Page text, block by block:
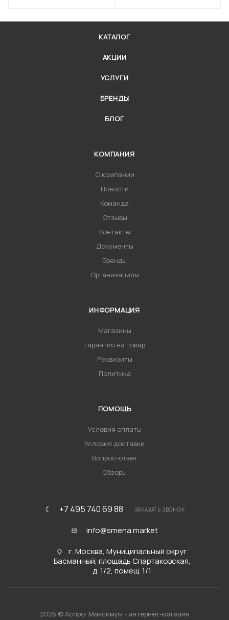
КАТАЛОГ
АКЦИИ
УСЛУГИ
БРЕНДЫ
БЛОГ
КОМПАНИЯ
О компании
Новости
Команда
Отзывы
Контакты
Документы
Бренды
Организациям
ИНФОРМАЦИЯ
Магазины
Гарантия на товар
Реквизиты
Политика
ПОМОЩЬ
Условия оплаты
Условия доставки
Вопрос-ответ
Обзоры
+7 495 740 69 88 ЗАКАЗАТЬ ЗВОНОК
info@smena.market
г. Москва, Муниципальный округ
Басманный, площадь Спартаковская,
д. 1/2, помещ. 1/1
2026 © Аспро: Максимум - интернет-магазин